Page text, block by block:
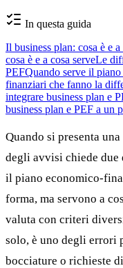
In questa guida
Il business plan: cosa è e a
cosa è e a cosa serveLe
PEFQuando serve il
finanziari che fanno la
integrare business plan e
business plan e PEF a un
Quando si presenta
degli avvisi chiede
il piano economico-
forma, ma servono a
valuta con criteri
solo, è uno degli errori
bocciature o richieste